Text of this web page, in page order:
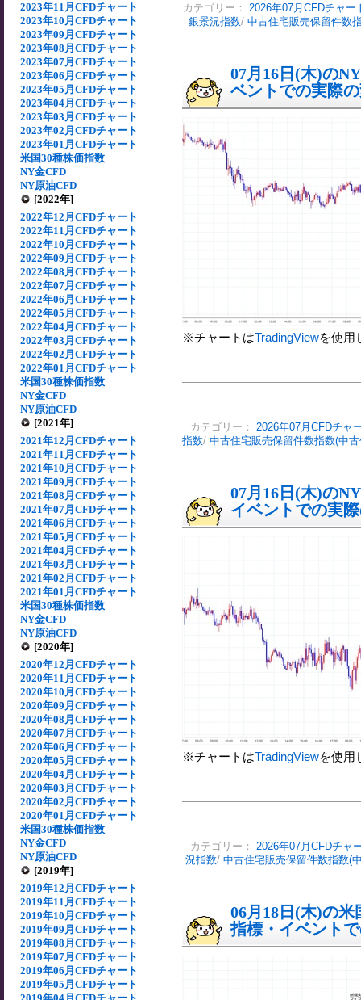
2023年11月CFDチャート
2023年10月CFDチャート
2023年09月CFDチャート
2023年08月CFDチャート
2023年07月CFDチャート
2023年06月CFDチャート
2023年05月CFDチャート
2023年04月CFDチャート
2023年03月CFDチャート
2023年02月CFDチャート
2023年01月CFDチャート
米国30種株価指数
NY金CFD
NY原油CFD
[2022年]
2022年12月CFDチャート
2022年11月CFDチャート
2022年10月CFDチャート
2022年09月CFDチャート
2022年08月CFDチャート
2022年07月CFDチャート
2022年06月CFDチャート
2022年05月CFDチャート
2022年04月CFDチャート
2022年03月CFDチャート
2022年02月CFDチャート
2022年01月CFDチャート
米国30種株価指数
NY金CFD
NY原油CFD
[2021年]
2021年12月CFDチャート
2021年11月CFDチャート
2021年10月CFDチャート
2021年09月CFDチャート
2021年08月CFDチャート
2021年07月CFDチャート
2021年06月CFDチャート
2021年05月CFDチャート
2021年04月CFDチャート
2021年03月CFDチャート
2021年02月CFDチャート
2021年01月CFDチャート
米国30種株価指数
NY金CFD
NY原油CFD
[2020年]
2020年12月CFDチャート
2020年11月CFDチャート
2020年10月CFDチャート
2020年09月CFDチャート
2020年08月CFDチャート
2020年07月CFDチャート
2020年06月CFDチャート
2020年05月CFDチャート
2020年04月CFDチャート
2020年03月CFDチャート
2020年02月CFDチャート
2020年01月CFDチャート
米国30種株価指数
NY金CFD
NY原油CFD
[2019年]
2019年12月CFDチャート
2019年11月CFDチャート
2019年10月CFDチャート
2019年09月CFDチャート
2019年08月CFDチャート
2019年07月CFDチャート
2019年06月CFDチャート
2019年05月CFDチャート
カテゴリー： 2026年07月CFDチャー
銀景況指数/ 中古住宅販売保留件数
07月16日(木)の
ベントでの実際
※チャートはTradingViewを使用
カテゴリー： 2026年07月CFDチャ
指数/ 中古住宅販売保留件数指数(中
07月16日(木)の
イベントでの実
※チャートはTradingViewを使用
カテゴリー： 2026年07月CFDチャ
況指数/ 中古住宅販売保留件数指数(
06月18日(木)の
指標・イベント